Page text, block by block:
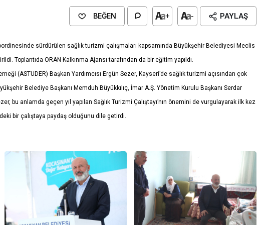
BEĞEN + - PAYLAŞ
sürdürülen sağlık turizmi çalışmaları kapsamında Büyükşehir Belediyesi Meclis
Toplantıda ORAN Kalkınma Ajansı tarafından da bir eğitim yapıldı.
(ASTUDER) Başkan Yardımcısı Ergün Sezer, Kayseri’de sağlık turizmi açısından çok
Belediye Başkanı Memduh Büyükkılıç, İmar A.Ş. Yönetim Kurulu Başkanı Serdar
bu anlamda geçen yıl yapılan Sağlık Turizmi Çalıştayı’nın önemini de vurgulayarak ilk kez
bir çalıştaya paydaş olduğunu dile getirdi.
Genel
ilanı Kocasinan Belediyesi
EĞİTİM
Kültürel Mirasın Genç Nesillere
Tanıtımında Sivil Toplumun